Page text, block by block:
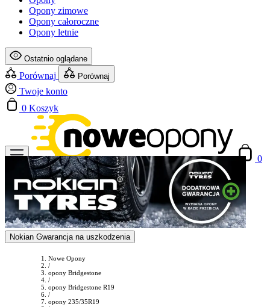
Opony zimowe
Opony całoroczne
Opony letnie
Ostatnio oglądane
Porównaj Porównaj
Twoje konto
0 Koszyk
0
Nokian Gwarancja na uszkodzenia
Nowe Opony
/
opony Bridgestone
/
opony Bridgestone R19
/
opony 235/35R19